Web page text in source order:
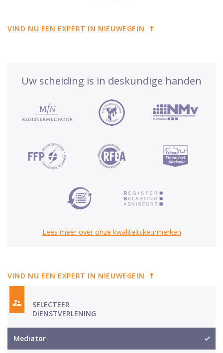
VIND NU EEN EXPERT IN NIEUWEGEIN
Uw scheiding is in deskundige handen
Lees meer over onze kwaliteitskeurmerken
VIND NU EEN EXPERT IN NIEUWEGEIN
SELECTEER
DIENSTVERLENING
Mediator